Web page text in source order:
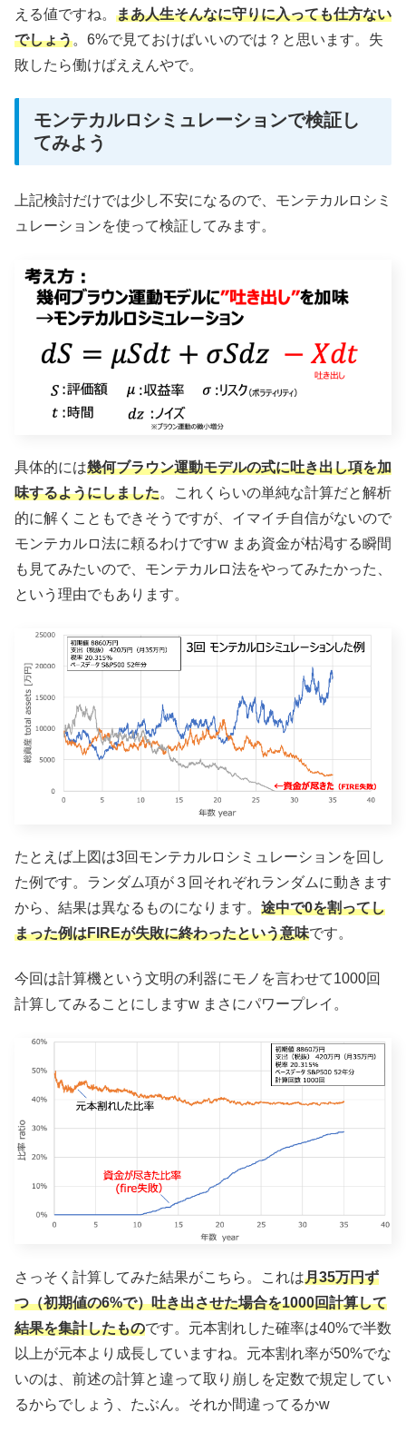
える値ですね。 まあ人生そんなに守りに入っても仕方ない
でしょう。6%で見ておけばいいのでは？と思います。失
敗したら働けばええんやで。
モンテカルロシミュレーションで検証し
てみよう
上記検討だけでは少し不安になるので、モンテカルロシミ
ュレーションを使って検証してみます。
具体的には幾何ブラウン運動モデルの式に吐き出し項を加
味するようにしました。これくらいの単純な計算だと解析
的に解くこともできそうですが、イマイチ自信がないので
モンテカルロ法に頼るわけですw まあ資金が枯渇する瞬間
も見てみたいので、モンテカルロ法をやってみたかった、
という理由でもあります。
たとえば上図は3回モンテカルロシミュレーションを回し
た例です。ランダム項が３回それぞれランダムに動きます
から、結果は異なるものになります。 途中で0を割ってし
まった例はFIREが失敗に終わったという意味です。
今回は計算機という文明の利器にモノを言わせて1000回
計算してみることにしますw まさにパワープレイ。
さっそく計算してみた結果がこちら。これは月35万円ず
つ（初期値の6%で）吐き出させた場合を1000回計算して
結果を集計したものです。元本割れした確率は40%で半数
以上が元本より成長していますね。元本割れ率が50%でな
いのは、前述の計算と違って取り崩しを定数で規定してい
るからでしょう、たぶん。それか間違ってるかw